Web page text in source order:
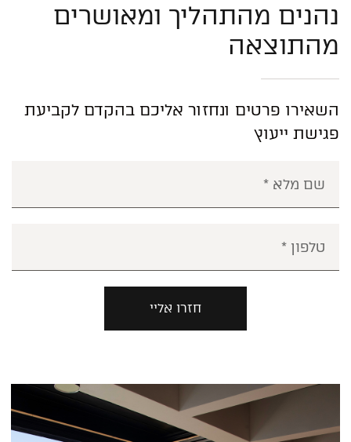
נהנים מהתהליך ומאושרים
מהתוצאה
השאירו פרטים ונחזור אליכם בהקדם לקביעת
פגישת ייעוץ
חזרו אליי